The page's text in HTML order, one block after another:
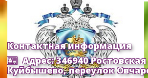
Контактная информация
Адрес: 346940
Куйбышево, переулок